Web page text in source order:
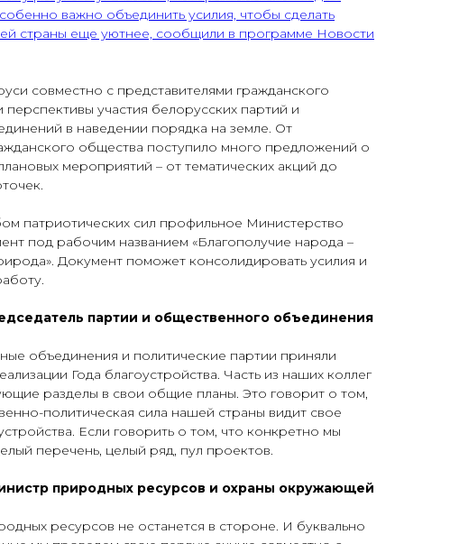
важно объединить усилия, чтобы сделать
страны еще уютнее, сообщили в программе Новости
совместно с представителями гражданского
участия белорусских партий и
в наведении порядка на земле. От
общества поступило много предложений о
мероприятий – от тематических акций до
патриотических сил профильное Министерство
под рабочим названием «Благополучие народа –
Документ поможет консолидировать усилия и
партии и общественного объединения
объединения и политические партии приняли
Года благоустройства. Часть из наших коллег
разделы в свои общие планы. Это говорит о том,
политическая сила нашей страны видит свое
Если говорить о том, что конкретно мы
перечень, целый ряд, пул проектов.
природных ресурсов и охраны окружающей
ресурсов не останется в стороне. И буквально